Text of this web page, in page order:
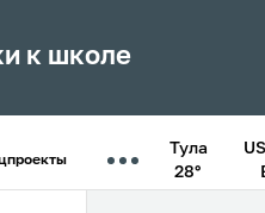
к школе
Тула
28°